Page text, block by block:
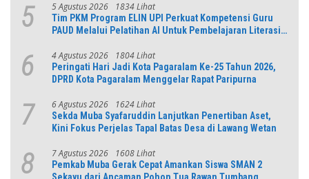
5 5 Agustus 2026 1834 Lihat
Tim PKM Program ELIN UPI Perkuat Kompetensi Guru
PAUD Melalui Pelatihan AI Untuk Pembelajaran Literasi
6 4 Agustus 2026 1804 Lihat
Peringati Hari Jadi Kota Pagaralam Ke-25 Tahun 2026,
DPRD Kota Pagaralam Menggelar Rapat Paripurna
7 6 Agustus 2026 1624 Lihat
Sekda Muba Syafaruddin Lanjutkan Penertiban Aset,
Kini Fokus Perjelas Tapal Batas Desa di Lawang Wetan
8 7 Agustus 2026 1608 Lihat
Pemkab Muba Gerak Cepat Amankan Siswa SMAN 2